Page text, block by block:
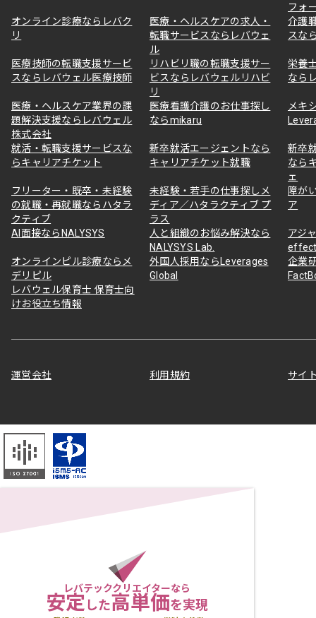
フォ
オンライン診療ならレバク
リ
医療・ヘルスケアの求人・
転職サービスならレバウェ
ル
介護
スな
医療技師の転職支援サービ
スならレバウェル医療技師
リハビリ職の転職支援サー
ビスならレバウェルリハビ
リ
栄養
なら
医療・ヘルスケア業界の課
題解決支援ならレバウェル
株式会社
医療看護介護のお仕事探し
ならmikaru
メキ
就活・転職支援サービスな
らキャリアチケット
新卒就活エージェントなら
キャリアチケット就職
新卒
なら
ェ
フリーター・既卒・未経験
の就職・再就職ならハタラ
クティブ
未経験・若手の仕事探しメ
ディア／ハタラクティブ プ
ラス
障が
ア
AI面接ならNALYSYS
人と組織のお悩み解決なら
NALYSYS Lab.
アジ
オンラインピル診療ならメ
デリピル
外国人採用ならLeverages
Global
企業
レバウェル保育士 保育士向
けお役立ち情報
運営会社 利用規約 サイ
レバテッククリエイターなら
安定した高単価を実現